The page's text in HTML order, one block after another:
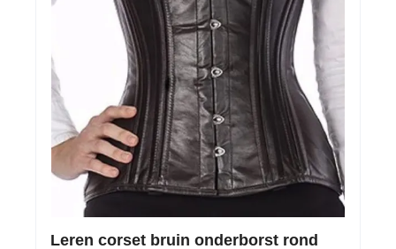
Leren corset bruin onderborst rond